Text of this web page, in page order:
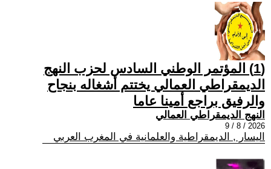
(1) المؤتمر الوطني السادس لحزب النهج
الديمقراطي العمالي يختتم أشغاله بنجاح
والرفيق براجع أمينا عاما
النهج الديمقراطي العمالي
2026 / 8 / 9
اليسار , الديمقراطية والعلمانية في المغرب العربي